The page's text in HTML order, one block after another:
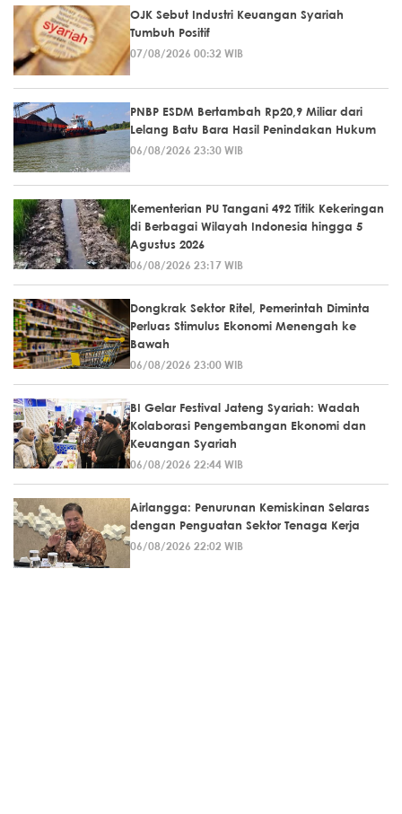
OJK Sebut Industri Keuangan Syariah
Tumbuh Positif
07/08/2026 00:32 WIB
PNBP ESDM Bertambah Rp20,9 Miliar dari
Lelang Batu Bara Hasil Penindakan Hukum
06/08/2026 23:30 WIB
Kementerian PU Tangani 492 Titik Kekeringan
di Berbagai Wilayah Indonesia hingga 5
Agustus 2026
06/08/2026 23:17 WIB
Dongkrak Sektor Ritel, Pemerintah Diminta
Perluas Stimulus Ekonomi Menengah ke
Bawah
06/08/2026 23:00 WIB
BI Gelar Festival Jateng Syariah: Wadah
Kolaborasi Pengembangan Ekonomi dan
Keuangan Syariah
06/08/2026 22:44 WIB
Airlangga: Penurunan Kemiskinan Selaras
dengan Penguatan Sektor Tenaga Kerja
06/08/2026 22:02 WIB